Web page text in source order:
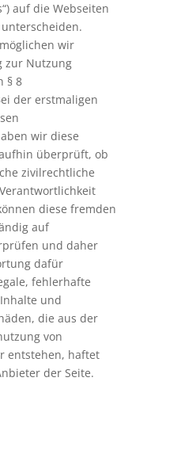
auf die Webseiten
wir
zur Nutzung
§ 8
der erstmaligen
wir diese
überprüft, ob
zivilrechtliche
diese fremden
auf
und daher
dafür
fehlerhafte
und
die aus der
von
entstehen, haftet
der Seite.